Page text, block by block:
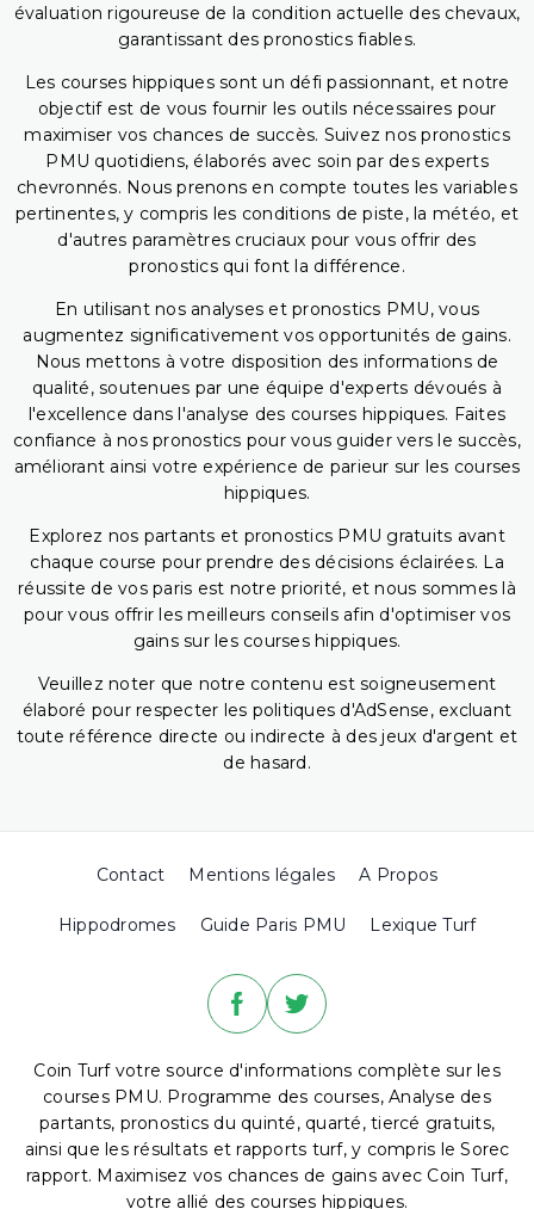
évaluation rigoureuse de la condition actuelle des chevaux,
garantissant des pronostics fiables.
Les courses hippiques sont un défi passionnant, et notre
objectif est de vous fournir les outils nécessaires pour
maximiser vos chances de succès. Suivez nos pronostics
PMU quotidiens, élaborés avec soin par des experts
chevronnés. Nous prenons en compte toutes les variables
pertinentes, y compris les conditions de piste, la météo, et
d'autres paramètres cruciaux pour vous offrir des
pronostics qui font la différence.
En utilisant nos analyses et pronostics PMU, vous
augmentez significativement vos opportunités de gains.
Nous mettons à votre disposition des informations de
qualité, soutenues par une équipe d'experts dévoués à
l'excellence dans l'analyse des courses hippiques. Faites
confiance à nos pronostics pour vous guider vers le succès,
améliorant ainsi votre expérience de parieur sur les courses
hippiques.
Explorez nos partants et pronostics PMU gratuits avant
chaque course pour prendre des décisions éclairées. La
réussite de vos paris est notre priorité, et nous sommes là
pour vous offrir les meilleurs conseils afin d'optimiser vos
gains sur les courses hippiques.
Veuillez noter que notre contenu est soigneusement
élaboré pour respecter les politiques d'AdSense, excluant
toute référence directe ou indirecte à des jeux d'argent et
de hasard.
Contact Mentions légales A Propos
Hippodromes Guide Paris PMU Lexique Turf
Coin Turf votre source d'informations complète sur les
courses PMU. Programme des courses, Analyse des
partants, pronostics du quinté, quarté, tiercé gratuits,
ainsi que les résultats et rapports turf, y compris le Sorec
rapport. Maximisez vos chances de gains avec Coin Turf,
votre allié des courses hippiques.